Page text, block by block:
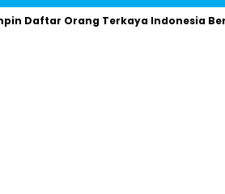
Orang Terkaya Indonesia Berkat